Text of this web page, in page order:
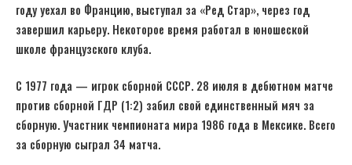
году уехал во Францию, выступал за «Ред Стар», через год
завершил карьеру. Некоторое время работал в юношеской
школе французского клуба.
С 1977 года — игрок сборной СССР. 28 июля в дебютном матче
против сборной ГДР (1:2) забил свой единственный мяч за
сборную. Участник чемпионата мира 1986 года в Мексике. Всего
за сборную сыграл 34 матча.